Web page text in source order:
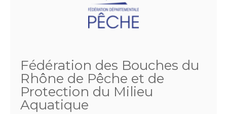
Fédération des Bouches du
Rhône de Pêche et de
Protection du Milieu
Aquatique